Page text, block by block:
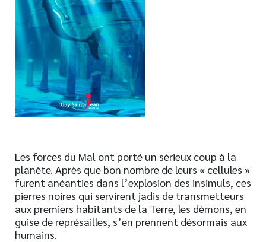
Nouveautés
Numérique
Livres audio
Meilleurs vendeurs
Page vedette
AUTEURS
CONTACT
Les forces du Mal ont porté un sérieux coup à la
planète. Après que bon nombre de leurs « cellules »
furent anéanties dans l’explosion des insimuls, ces
pierres noires qui servirent jadis de transmetteurs
aux premiers habitants de la Terre, les démons, en
guise de représailles, s’en prennent désormais aux
humains.